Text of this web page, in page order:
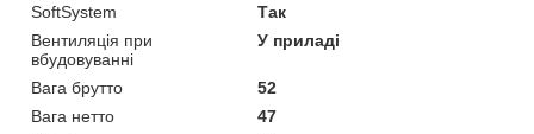
SoftSystem
Так
Вентиляція при
вбудовуванні
У приладі
Вага брутто
52
Вага нетто
47